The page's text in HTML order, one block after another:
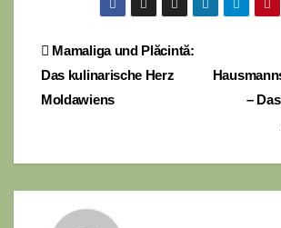
–
Mamaliga und Plăcintă:
Das kulinarische Herz
Moldawiens